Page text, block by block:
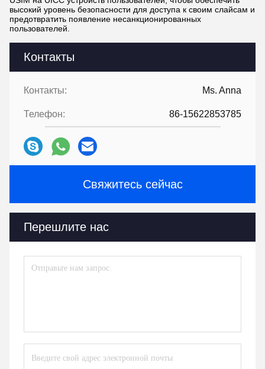
Контакты
Контакты: Ms. Anna
Телефон: 86-15622853785
Свяжитесь сейчас
Перешлите нас
высокий уровень безопасности для доступа к своим слайсам и
предотвратить появление несанкционированных
пользователей.